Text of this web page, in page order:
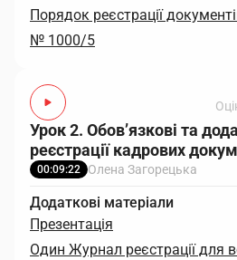
Порядок реєстрації
№ 1000/5
Урок 2. Обов’язкові та
реєстрації кадрових
00:09:22 Олена Загорецька
Додаткові матеріали
Презентація
Один Журнал реєстрації для